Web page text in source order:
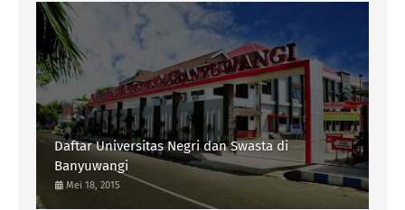
Daftar Universitas Negri dan Swasta di
Banyuwangi
Mei 18, 2015